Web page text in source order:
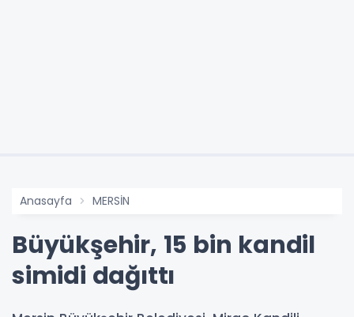
Anasayfa MERSİN
Büyükşehir, 15 bin kandil
simidi dağıttı